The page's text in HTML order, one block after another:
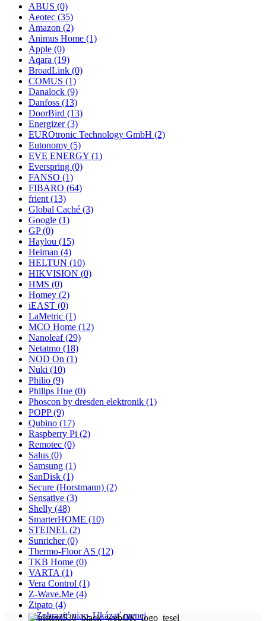
ABUS (0)
Aeotec (35)
Amazon (2)
Animus Home (1)
Apple (0)
Aqara (19)
BroadLink (0)
COMUS (1)
Danalock (9)
Danfoss (13)
DoorBird (13)
Energizer(3)
EUROtronic Technology GmbH (2)
Eutonomy (5)
EVE ENERGY (1)
Everspring (0)
FANSO (1)
FIBARO (64)
frient (13)
Global Caché (3)
Google (1)
GP(0)
Haylou (15)
Heiman (4)
HELTUN (10)
HIKVISION (0)
HMS (0)
Homey (2)
iEAST (0)
LaMetric (1)
MCO Home (12)
Nanoleaf(29)
Netatmo (18)
NOD On (1)
Nuki (10)
Philio (9)
Philips Hue (0)
Phoscon by dresden elektronik (1)
POPP(9)
Qubino (17)
Raspberry Pi (2)
Remotec (0)
Salus (0)
Samsung (1)
SanDisk (1)
Secure (Horstmann) (2)
Sensative (3)
Shelly (48)
SmarterHOME (10)
STEINEL (2)
Sunricher(0)
Thermo-Floor AS (12)
TKB Home (0)
VARTA (1)
Vera Control (1)
Z-Wave.Me (4)
Zipato (4)
+ Zobraziť viac- Ukázať menej